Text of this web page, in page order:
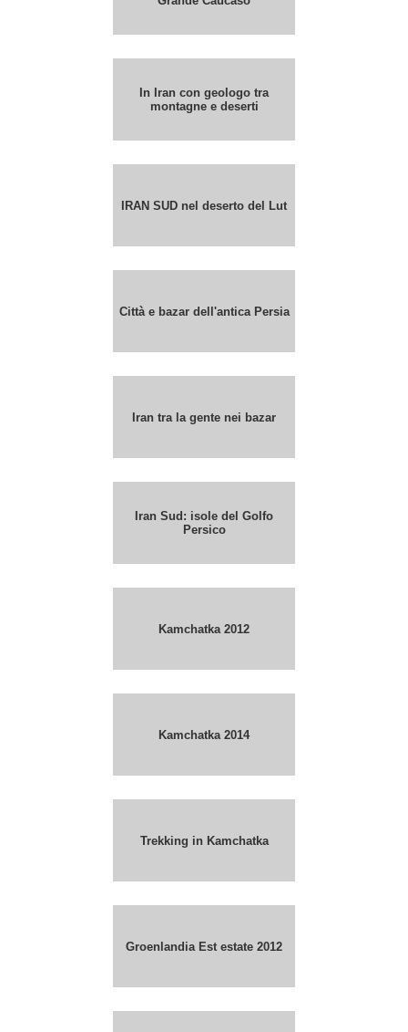
In Iran con geologo tra
montagne e deserti
IRAN SUD nel deserto del Lut
Città e bazar dell'antica Persia
Iran tra la gente nei bazar
Iran Sud: isole del Golfo
Persico
Kamchatka 2012
Kamchatka 2014
Trekking in Kamchatka
Groenlandia Est estate 2012